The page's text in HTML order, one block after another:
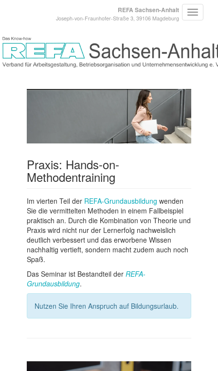
REFA Sachsen-Anhalt
Joseph-von-Fraunhofer-Straße 3, 39106 Magdeburg
Praxis: Hands-on-
Methodentraining
Im vierten Teil der REFA-Grundausbildung wenden
Sie die vermittelten Methoden in einem Fallbeispiel
praktisch an. Durch die Kombination von Theorie und
Praxis wird nicht nur der Lernerfolg nachweislich
deutlich verbessert und das erworbene Wissen
nachhaltig vertieft, sondern macht zudem auch noch
Spaß.
Das Seminar ist Bestandteil der REFA-
Grundausbildung.
Nutzen Sie Ihren Anspruch auf Bildungsurlaub.